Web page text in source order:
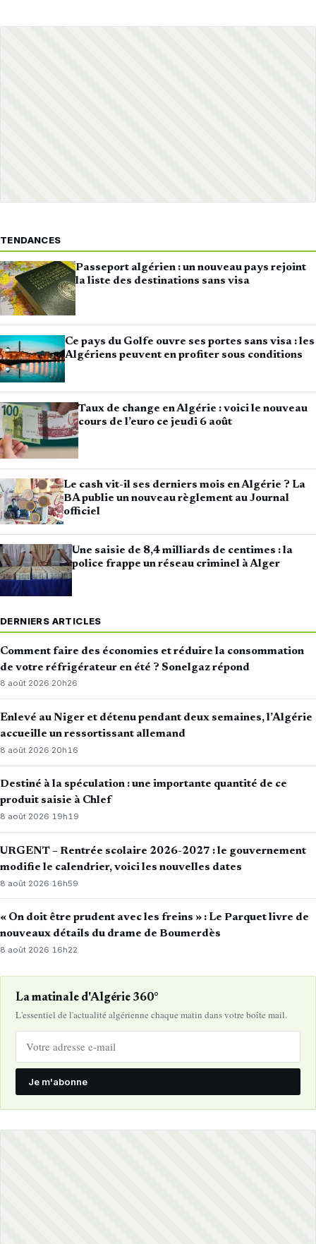
TENDANCES
Passeport algérien : un nouveau pays rejoint
la liste des destinations sans visa
Ce pays du Golfe ouvre ses portes sans visa : les
Algériens peuvent en profiter sous conditions
Taux de change en Algérie : voici le nouveau
cours de l’euro ce jeudi 6 août
Le cash vit-il ses derniers mois en Algérie ? La
BA publie un nouveau règlement au Journal
officiel
Une saisie de 8,4 milliards de centimes : la
police frappe un réseau criminel à Alger
DERNIERS ARTICLES
Comment faire des économies et réduire la consommation
de votre réfrigérateur en été ? Sonelgaz répond
8 août 2026·20h26
Enlevé au Niger et détenu pendant deux semaines, l’Algérie
accueille un ressortissant allemand
8 août 2026·20h16
Destiné à la spéculation : une importante quantité de ce
produit saisie à Chlef
8 août 2026·19h19
URGENT – Rentrée scolaire 2026-2027 : le gouvernement
modifie le calendrier, voici les nouvelles dates
8 août 2026· 16h59
« On doit être prudent avec les freins » : Le Parquet livre de
nouveaux détails du drame de Boumerdès
8 août 2026·16h22
La matinale d'Algérie 360°
L'essentiel de l'actualité algérienne chaque matin dans votre boîte mail.
Je m'abonne